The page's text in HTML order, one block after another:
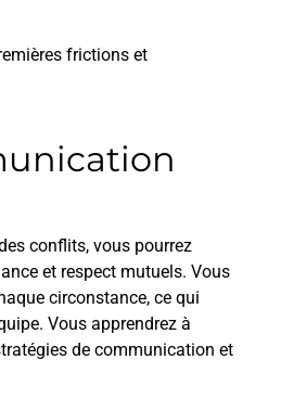
frictions et
conflits, vous pourrez
et respect mutuels. Vous
circonstance, ce qui
Vous apprendrez à
de communication et